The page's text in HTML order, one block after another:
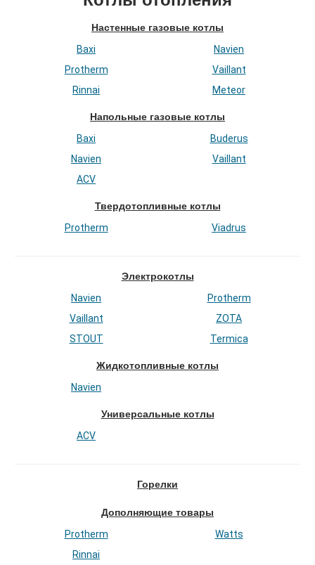
Настенные газовые котлы
Baxi
Navien
Protherm
Vaillant
Rinnai
Meteor
Напольные газовые котлы
Baxi
Buderus
Navien
Vaillant
ACV
Твердотопливные котлы
Protherm Viadrus
Электрокотлы
Navien
Protherm
Vaillant
ZOTA
STOUT
Termica
Жидкотопливные котлы
Navien
Универсальные котлы
ACV
Горелки
Дополняющие товары
Protherm
Watts
Rinnai